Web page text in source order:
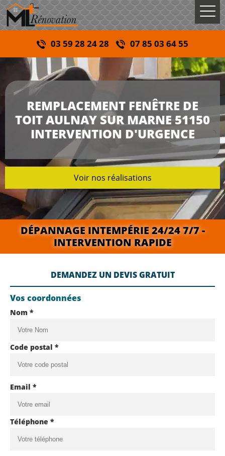
03 59 28 24 28 07 85 03 64 55
REMPLACEMENT FENÊTRE DE
TOIT AULNAY SUR MARNE 51150
INTERVENTION D'URGENCE
Voir nos réalisations
DÉPANNAGE INTEMPÉRIE 24/24 7/7 -
INTERVENTION RAPIDE
DEMANDEZ UN DEVIS GRATUIT
Vos coordonnées
Nom *
Code postal *
Email *
Téléphone *